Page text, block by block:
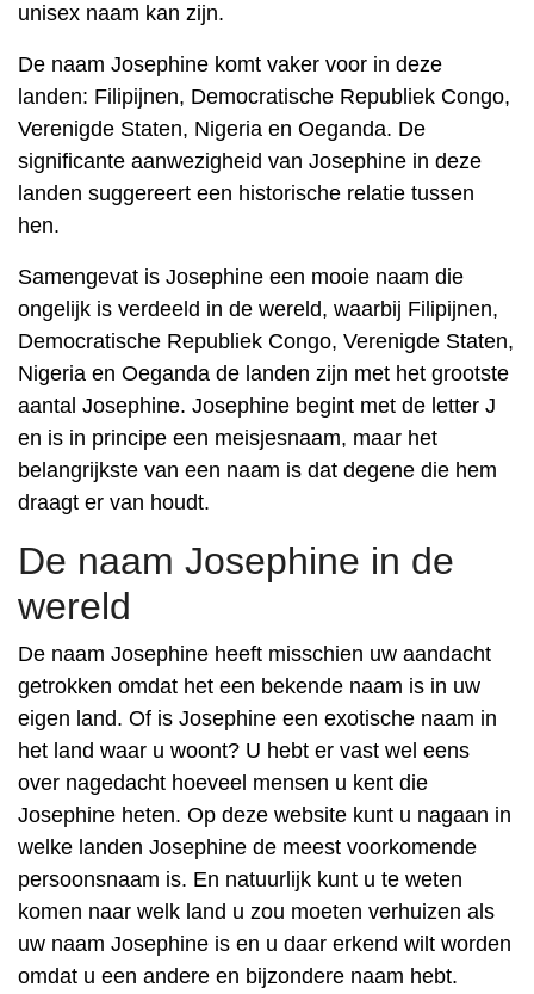
unisex naam kan zijn.
De naam Josephine komt vaker voor in deze
landen: Filipijnen, Democratische Republiek Congo,
Verenigde Staten, Nigeria en Oeganda. De
significante aanwezigheid van Josephine in deze
landen suggereert een historische relatie tussen
hen.
Samengevat is Josephine een mooie naam die
ongelijk is verdeeld in de wereld, waarbij Filipijnen,
Democratische Republiek Congo, Verenigde Staten,
Nigeria en Oeganda de landen zijn met het grootste
aantal Josephine. Josephine begint met de letter J
en is in principe een meisjesnaam, maar het
belangrijkste van een naam is dat degene die hem
draagt er van houdt.
De naam Josephine in de
wereld
De naam Josephine heeft misschien uw aandacht
getrokken omdat het een bekende naam is in uw
eigen land. Of is Josephine een exotische naam in
het land waar u woont? U hebt er vast wel eens
over nagedacht hoeveel mensen u kent die
Josephine heten. Op deze website kunt u nagaan in
welke landen Josephine de meest voorkomende
persoonsnaam is. En natuurlijk kunt u te weten
komen naar welk land u zou moeten verhuizen als
uw naam Josephine is en u daar erkend wilt worden
omdat u een andere en bijzondere naam hebt.